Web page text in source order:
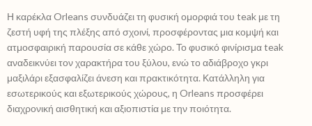
Η καρέκλα Orleans συνδυάζει τη φυσική ομορφιά του teak με τη
ζεστή υφή της πλέξης από σχοινί, προσφέροντας μια κομψή και
ατμοσφαιρική παρουσία σε κάθε χώρο. Το φυσικό φινίρισμα teak
αναδεικνύει τον χαρακτήρα του ξύλου, ενώ το αδιάβροχο γκρι
μαξιλάρι εξασφαλίζει άνεση και πρακτικότητα. Κατάλληλη για
εσωτερικούς και εξωτερικούς χώρους, η Orleans προσφέρει
διαχρονική αισθητική και αξιοπιστία με την ποιότητα.